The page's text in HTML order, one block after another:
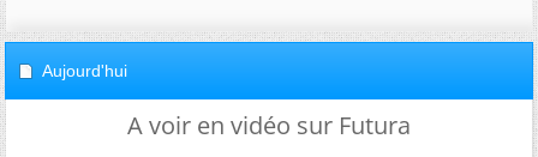
Aujourd'hui
A voir en vidéo sur Futura